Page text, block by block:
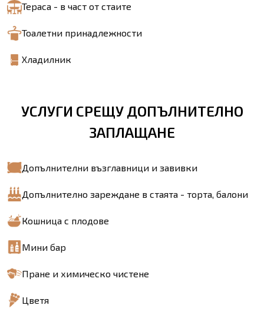
Тераса - в част от стаите
Тоалетни принадлежности
Хладилник
УСЛУГИ СРЕЩУ ДОПЪЛНИТЕЛНО
ЗАПЛАЩАНЕ
Допълнителни възглавници и завивки
Допълнително зареждане в стаята - торта, балони
Кошница с плодове
Мини бар
Пране и химическо чистене
Цветя